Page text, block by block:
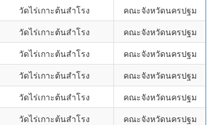
วัดไร่เกาะต้นสำโรง
คณะจังหวัดนครปฐม
วัดไร่เกาะต้นสำโรง
คณะจังหวัดนครปฐม
วัดไร่เกาะต้นสำโรง
คณะจังหวัดนครปฐม
วัดไร่เกาะต้นสำโรง
คณะจังหวัดนครปฐม
วัดไร่เกาะต้นสำโรง
คณะจังหวัดนครปฐม
วัดไร่เกาะต้นสำโรง
คณะจังหวัดนครปฐม